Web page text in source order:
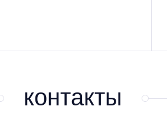
контакты